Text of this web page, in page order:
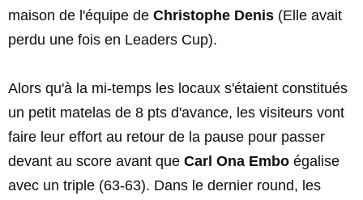
maison de l'équipe de Christophe Denis (Elle avait
perdu une fois en Leaders Cup).
Alors qu'à la mi-temps les locaux s'étaient constitués
un petit matelas de 8 pts d'avance, les visiteurs vont
faire leur effort au retour de la pause pour passer
devant au score avant que Carl Ona Embo égalise
avec un triple (63-63). Dans le dernier round, les